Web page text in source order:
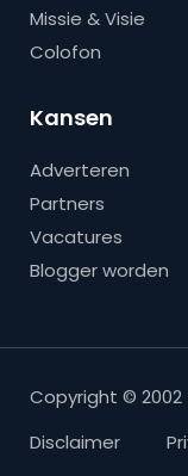
Missie & Visie
Colofon
Kansen
Adverteren
Partners
Vacatures
Blogger worden
Copyright ©
Disclaimer